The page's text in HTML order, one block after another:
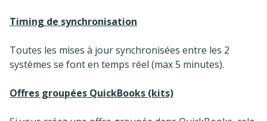
Timing de synchronisation
Toutes les mises à jour synchronisées entre les 2
systèmes se font en temps réel (max 5 minutes).
Offres groupées QuickBooks (kits)